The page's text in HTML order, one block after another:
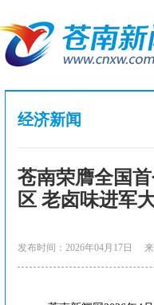
经济新闻
苍南荣膺全国
区 老卤味进军
发布时间：2026年04月17日